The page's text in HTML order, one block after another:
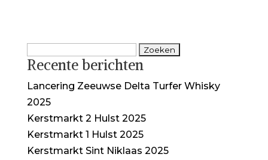
naar:
Recente berichten
Lancering Zeeuwse Delta Turfer Whisky
2025
Kerstmarkt 2 Hulst 2025
Kerstmarkt 1 Hulst 2025
Kerstmarkt Sint Niklaas 2025